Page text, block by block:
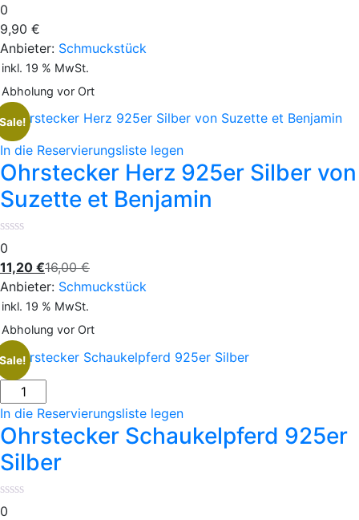
0
9,90 €
Anbieter: Schmuckstück
inkl. 19 % MwSt.
Abholung vor Ort
In die Reservierungsliste legen
Ohrstecker Herz 925er Silber von
Suzette et Benjamin
0
11,20 €16,00€
Anbieter: Schmuckstück
inkl. 19 % MwSt.
Abholung vor Ort
In die Reservierungsliste legen
Ohrstecker Schaukelpferd 925er
Silber
0